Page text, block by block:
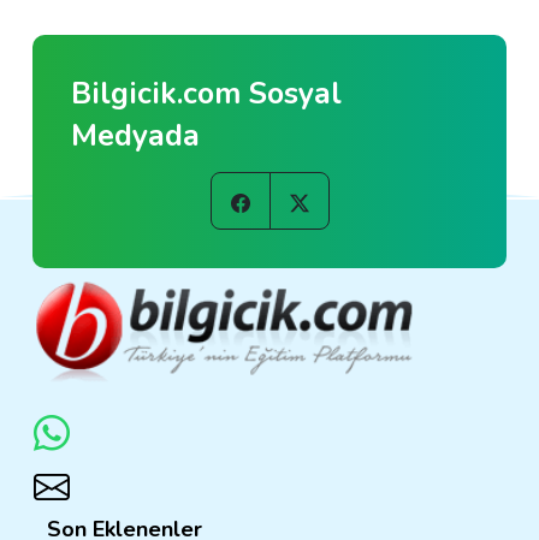
Bilgicik.com Sosyal
Medyada
Son Eklenenler